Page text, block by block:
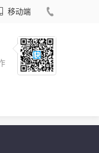
移动端